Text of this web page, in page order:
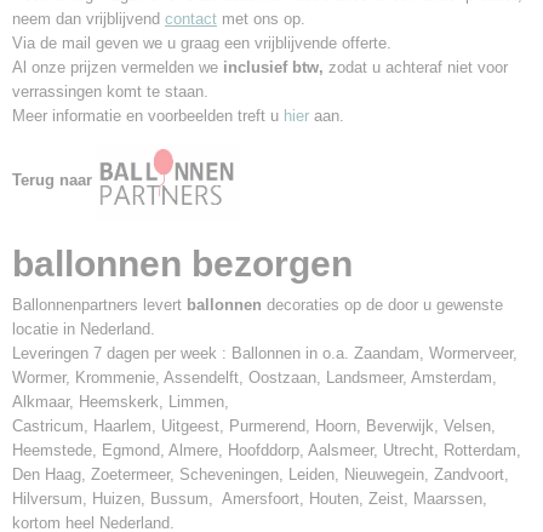
neem dan vrijblijvend contact met ons op.
Via de mail geven we u graag een vrijblijvende offerte.
Al onze prijzen vermelden we inclusief btw, zodat u achteraf niet voor
verrassingen komt te staan.
Meer informatie en voorbeelden treft u hier aan.
Terug naar
ballonnen bezorgen
Ballonnenpartners levert ballonnen decoraties op de door u gewenste
locatie in Nederland.
Leveringen 7 dagen per week : Ballonnen in o.a. Zaandam, Wormerveer,
Wormer, Krommenie, Assendelft, Oostzaan, Landsmeer, Amsterdam,
Alkmaar, Heemskerk, Limmen,
Castricum, Haarlem, Uitgeest, Purmerend, Hoorn, Beverwijk, Velsen,
Heemstede, Egmond, Almere, Hoofddorp, Aalsmeer, Utrecht, Rotterdam,
Den Haag, Zoetermeer, Scheveningen, Leiden, Nieuwegein, Zandvoort,
Hilversum, Huizen, Bussum, Amersfoort, Houten, Zeist, Maarssen,
kortom heel Nederland.